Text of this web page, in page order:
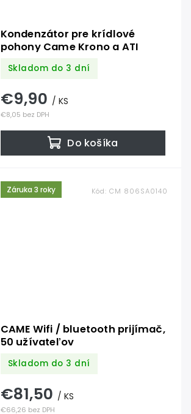
Kondenzátor pre krídlové
pohony Came Krono a ATI
Skladom do 3 dní
€8,05 bez DPH
€9,90 / KS
Do košíka
Záruka 3 roky
CAME Wifi / bluetooth prijímač,
50 užívateľov
Skladom do 3 dní
€66,26 bez DPH
€81,50 / KS
Kód: CM 806SA0140